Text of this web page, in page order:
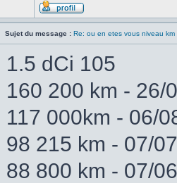
Sujet du message : Re: ou en etes vous niveau km
1.5 dCi 105
160 200 km - 26/
117 000km - 06/
98 215 km - 07/
88 800 km - 07/